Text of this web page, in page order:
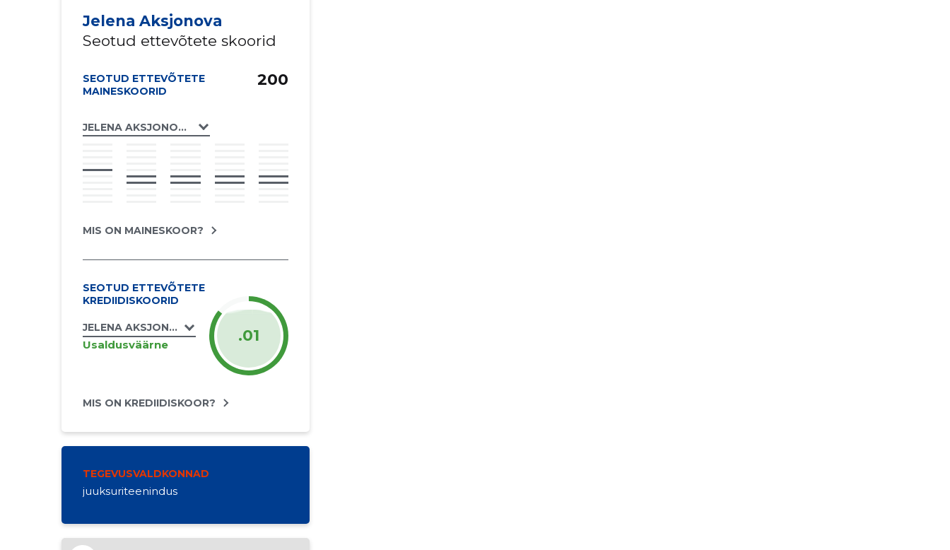
Jelena Aksjonova
Seotud ettevõtete skoorid
SEOTUD ETTEVÕTETE
MAINESKOORID
JELENA AKSJONOVA FIE
200
MIS ON MAINESKOOR?
SEOTUD ETTEVÕTETE
KREDIIDISKOORID
JELENA AKSJONOVA FIE
Usaldusväärne .01
MIS ON KREDIIDISKOOR?
TEGEVUSVALDKONNAD
juuksuriteenindus